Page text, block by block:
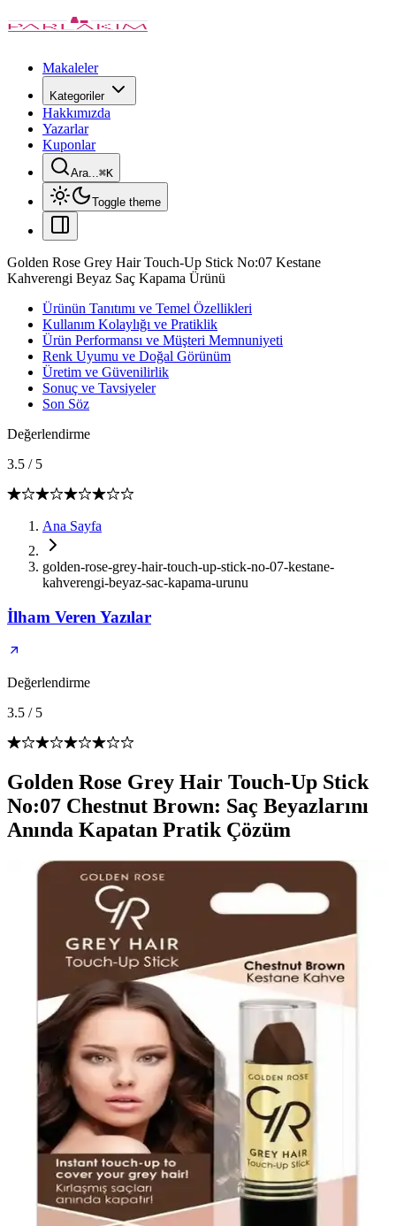
Makaleler
Kategoriler
Hakkımızda
Yazarlar
Kuponlar
Ara...⌘K
Toggle theme
Golden Rose Grey Hair Touch-Up Stick No:07 Kestane
Kahverengi Beyaz Saç Kapama Ürünü
Ürünün Tanıtımı ve Temel Özellikleri
Kullanım Kolaylığı ve Pratiklik
Ürün Performansı ve Müşteri Memnuniyeti
Renk Uyumu ve Doğal Görünüm
Üretim ve Güvenilirlik
Sonuç ve Tavsiyeler
Son Söz
Değerlendirme
3.5 / 5
Ana Sayfa
golden-rose-grey-hair-touch-up-stick-no-07-kestane-
kahverengi-beyaz-sac-kapama-urunu
İlham Veren Yazılar
Değerlendirme
3.5 / 5
Golden Rose Grey Hair Touch-Up Stick
No:07 Chestnut Brown: Saç Beyazlarını
Anında Kapatan Pratik Çözüm